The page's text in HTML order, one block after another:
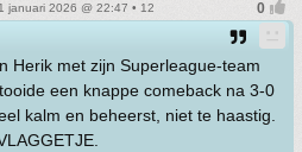
januari 2026 @ 22:47 • 12
Herik met zijn Superleague-team
een knappe comeback na 3-0
kalm en beheerst, niet te haastig.